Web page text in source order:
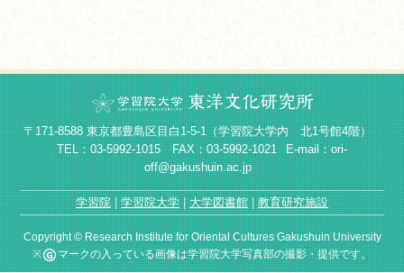
〒171-8588 東京都豊島区目白1-5-1（学習院大学内 北1号館4階）
TEL：03-5992-1015 FAX：03-5992-1021
E-mail：ori-
off@gakushuin.ac.jp
学習院 学習院大学 大学図書館 教育研究施設
Copyright © Research Institute for Oriental Cultures Gakushuin University
※
マークの入っている画像は学習院大学写真部の撮影・提供です。